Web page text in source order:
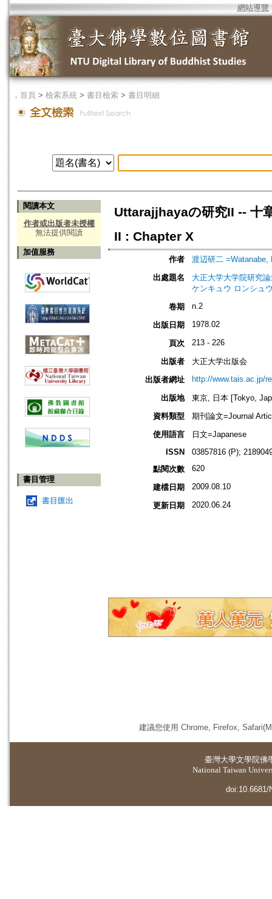
網站導覽
． 首頁 > 檢索系統 > 書目檢索 > 書目明細
閱讀本文
作者或出版者未授權
無法提供閱讀
加值服務
書目管理
書目匯出
Uttarajjhayaの研究II -- 十
II : Chapter X
作者
渡辺研二 =Watanabe,
出處題名
大正大学大学院研究
ケンキュウ ロンシュ
卷期
n.2
出版日期 1978.02
頁次 213 - 226
出版者
大正大学出版会
出版者網址
http://www.tais.ac.jp/
出版地
東京, 日本 [Tokyo,
資料類型
期刊論文=Journal
使用語言
日文=Japanese
ISSN
03857816 (P);
點閱次數
620
建檔日期 2009.08.10
更新日期 2020.06.24
建議您使用 Chrome, Firefox,
臺灣大學文學院佛
National Taiwan
doi:10.6681/